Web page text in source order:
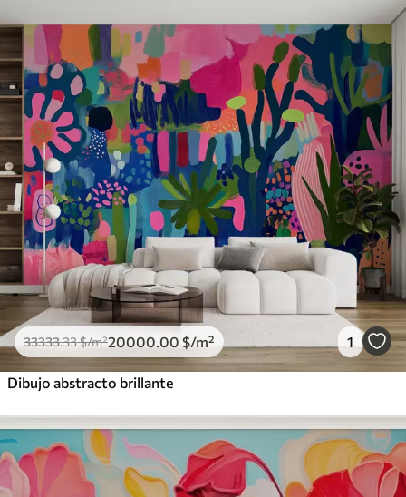
33333.33$/m²20000 .00 $/m² 1
Dibujo abstracto brillante